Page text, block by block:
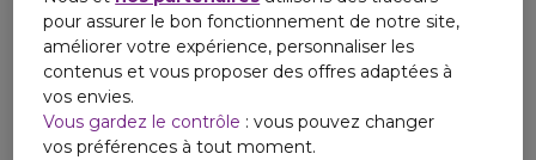
pour assurer le bon fonctionnement de notre site,
améliorer votre expérience, personnaliser les
contenus et vous proposer des offres adaptées à
vos envies.
Vous gardez le contrôle : vous pouvez changer
vos préférences à tout moment.